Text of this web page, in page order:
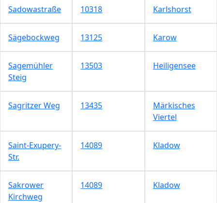
Sadowastraße 10318 Karlshorst
Sägebockweg 13125 Karow
Sagemühler
Steig
13503 Heiligensee
Sagritzer Weg 13435
Märkisches
Viertel
Saint-Exupery-
Str.
14089 Kladow
Sakrower
Kirchweg
14089 Kladow